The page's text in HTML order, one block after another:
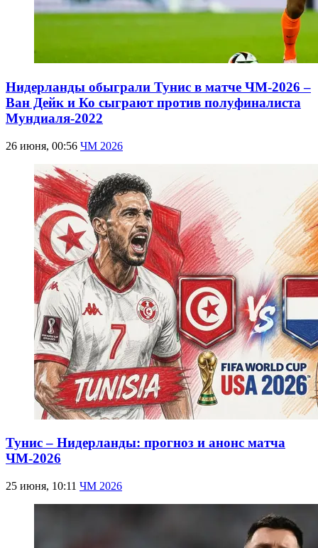
Нидерланды обыграли Тунис в матче ЧМ-2026 –
Ван Дейк и Ко сыграют против полуфиналиста
Мундиаля-2022
26 июня, 00:56 ЧМ 2026
Тунис – Нидерланды: прогноз и анонс матча
ЧМ-2026
25 июня, 10:11 ЧМ 2026